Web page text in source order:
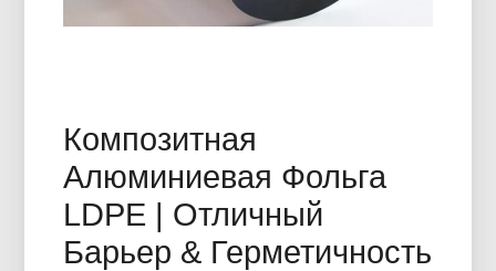
Композитная
Алюминиевая Фольга
LDPE | Отличный
Барьер & Герметичность